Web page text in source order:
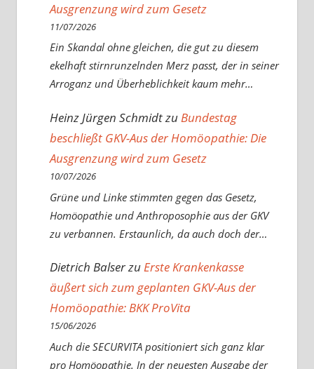
Ausgrenzung wird zum Gesetz
11/07/2026
Ein Skandal ohne gleichen, die gut zu diesem
ekelhaft stirnrunzelnden Merz passt, der in seiner
Arroganz und Überheblichkeit kaum mehr…
Heinz Jürgen SchmidtzuBundestag
beschließt GKV-Aus der Homöopathie: Die
Ausgrenzung wird zum Gesetz
10/07/2026
Grüne und Linke stimmten gegen das Gesetz,
Homöopathie und Anthroposophie aus der GKV
zu verbannen. Erstaunlich, da auch doch der…
Dietrich BalserzuErste Krankenkasse
äußert sich zum geplanten GKV-Aus der
Homöopathie: BKK ProVita
15/06/2026
Auch die SECURVITA positioniert sich ganz klar
pro Homöopathie. In der neuesten Ausgabe der